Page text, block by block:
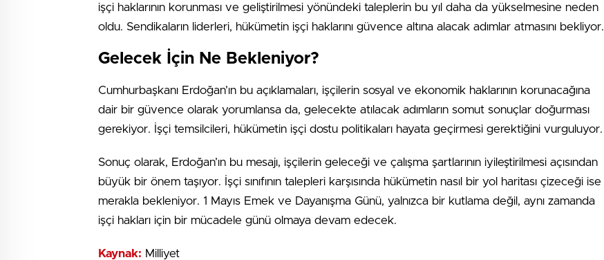
işçi haklarının korunması ve geliştirilmesi yönündeki taleplerin bu yıl daha da yükselmesine neden
oldu. Sendikaların liderleri, hükümetin işçi haklarını güvence altına alacak adımlar atmasını bekliyor.
Gelecek İçin Ne Bekleniyor?
Cumhurbaşkanı Erdoğan’ın bu açıklamaları, işçilerin sosyal ve ekonomik haklarının korunacağına
dair bir güvence olarak yorumlansa da, gelecekte atılacak adımların somut sonuçlar doğurması
gerekiyor. İşçi temsilcileri, hükümetin işçi dostu politikaları hayata geçirmesi gerektiğini vurguluyor.
Sonuç olarak, Erdoğan’ın bu mesajı, işçilerin geleceği ve çalışma şartlarının iyileştirilmesi açısından
büyük bir önem taşıyor. İşçi sınıfının talepleri karşısında hükümetin nasıl bir yol haritası çizeceği ise
merakla bekleniyor. 1 Mayıs Emek ve Dayanışma Günü, yalnızca bir kutlama değil, aynı zamanda
işçi hakları için bir mücadele günü olmaya devam edecek.
Kaynak: Milliyet